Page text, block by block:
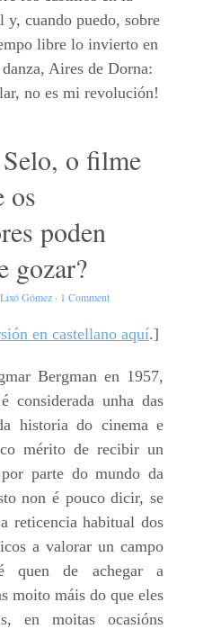
y, cuando puedo, sobre
libre lo invierto en
Aires de Dorna:
no es mi revolución!
o filme
os
poden
gozar?
Gómez · 1 Comment
en castellano aquí.]
Bergman en 1957,
é considerada unha das
historia do cinema e
mérito de recibir un
parte do mundo da
non é pouco dicir, se
reticencia habitual dos
a valorar un campo
quen de achegar a
moito máis do que eles
en moitas ocasións